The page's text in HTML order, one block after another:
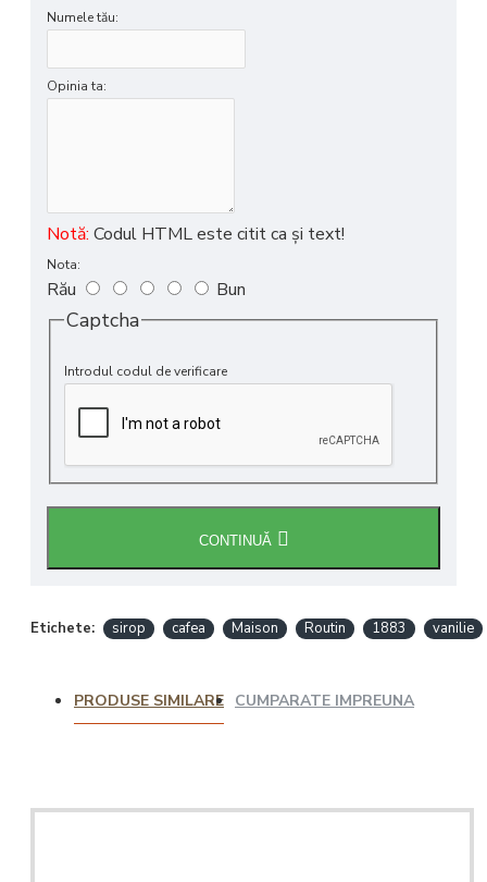
Numele tău:
Opinia ta:
Notă: Codul HTML este citit ca şi text!
Nota:
Rău Bun
Captcha
Introdul codul de verificare
CONTINUĂ
Etichete: sirop cafea Maison Routin 1883 vanilie
PRODUSE SIMILARE CUMPARATE IMPREUNA